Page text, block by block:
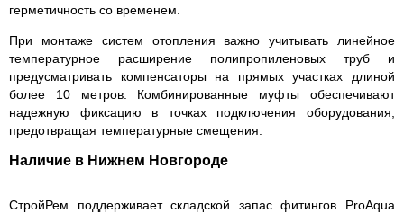
герметичность со временем.
При монтаже систем отопления важно учитывать линейное
температурное расширение полипропиленовых труб и
предусматривать компенсаторы на прямых участках длиной
более 10 метров. Комбинированные муфты обеспечивают
надежную фиксацию в точках подключения оборудования,
предотвращая температурные смещения.
Наличие в Нижнем Новгороде
СтройРем поддерживает складской запас фитингов ProAqua